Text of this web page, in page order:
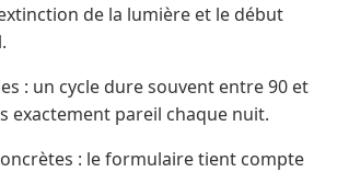
de la lumière et le début
: un cycle dure souvent entre 90 et
exactement pareil chaque nuit.
: le formulaire tient compte